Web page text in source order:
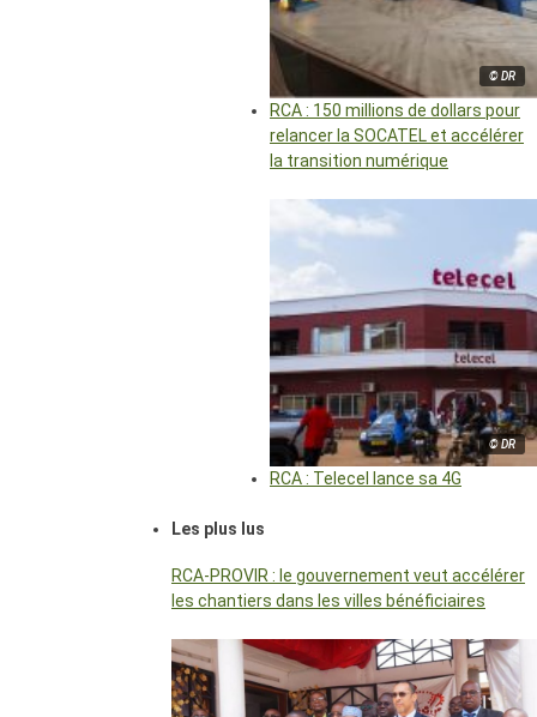
© DR
RCA : 150 millions de dollars pour
relancer la SOCATEL et accélérer
la transition numérique
© DR
RCA : Telecel lance sa 4G
Les plus lus
RCA-PROVIR : le gouvernement veut accélérer
les chantiers dans les villes bénéficiaires